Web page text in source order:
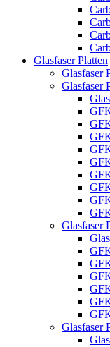
Glasfaser Platten
Glasfaser
Glasfaser
Glasfaser
Glasfaser